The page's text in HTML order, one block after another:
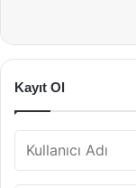
Kayıt Ol